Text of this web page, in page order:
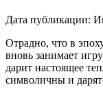
Дата публикации:
Отрадно, что в
вновь занимает
дарит настоящее
символичны и